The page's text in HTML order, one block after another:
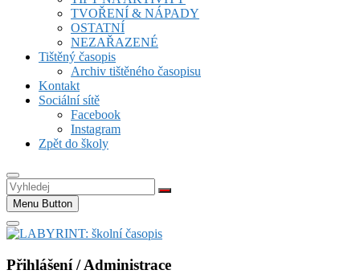
TVOŘENÍ & NÁPADY
OSTATNÍ
NEZAŘAZENÉ
Tištěný časopis
Archiv tištěného časopisu
Kontakt
Sociální sítě
Facebook
Instagram
Zpět do školy
Vyhledej
Menu Button
Přihlášení / Administrace